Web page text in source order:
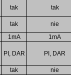
tak
tak
tak
nie
1mA
1mA
PI, DAR PI, DAR
tak
nie